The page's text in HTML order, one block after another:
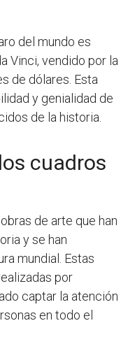
del mundo es
Vinci, vendido por la
de dólares. Esta
y genialidad de
de la historia.
cuadros
de arte que han
y se han
mundial. Estas
por
captar la atención
en todo el